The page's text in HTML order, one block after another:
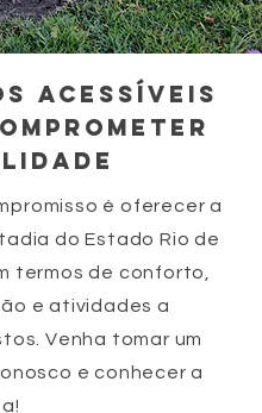
acessíveis
é oferecer a
do Estado Rio de
termos de conforto,
e atividades a
Venha tomar um
e conhecer a